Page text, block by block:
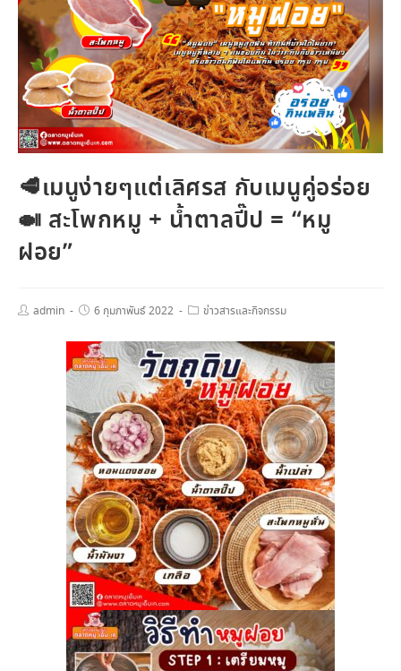
🥩เมนูง่ายๆแต่เลิศรส กับเมนูคู่อร่อย
🍛 สะโพกหมู + น้ำตาลปี๊ป = “หมู
ฝอย”
admin 6 กุมภาพันธ์ 2022 ข่าวสารและกิจกรรม